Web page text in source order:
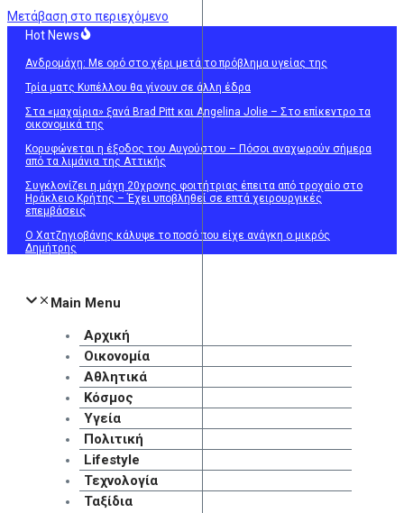
Μετάβαση στο περιεχόμενο
Hot News
Ανδρομάχη: Με ορό στο χέρι μετά το πρόβλημα υγείας της
Τρία ματς Κυπέλλου θα γίνουν σε άλλη έδρα
Στα «μαχαίρια» ξανά Brad Pitt και Angelina Jolie – Στο επίκεντρο τα
οικονομικά της
Κορυφώνεται η έξοδος του Αυγούστου – Πόσοι αναχωρούν σήμερα
από τα λιμάνια της Αττικής
Συγκλονίζει η μάχη 20χρονης φοιτήτριας έπειτα από τροχαίο στο
Ηράκλειο Κρήτης – Έχει υποβληθεί σε επτά χειρουργικές
επεμβάσεις
Ο Χατζηγιοβάνης κάλυψε το ποσό που είχε ανάγκη ο μικρός
Δημήτρης
Main Menu
Αρχική
Οικονομία
Αθλητικά
Κόσμος
Υγεία
Πολιτική
Lifestyle
Τεχνολογία
Ταξίδια